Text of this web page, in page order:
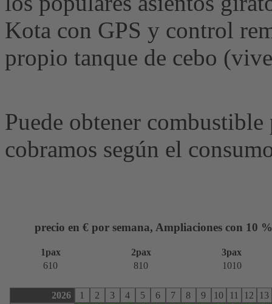
Kota con GPS y control
propio tanque de cebo
Puede obtener
cobramos según el
precio en € por semana, Ampliaciones con 10
1pax 2pax
3pax
610
810 1010